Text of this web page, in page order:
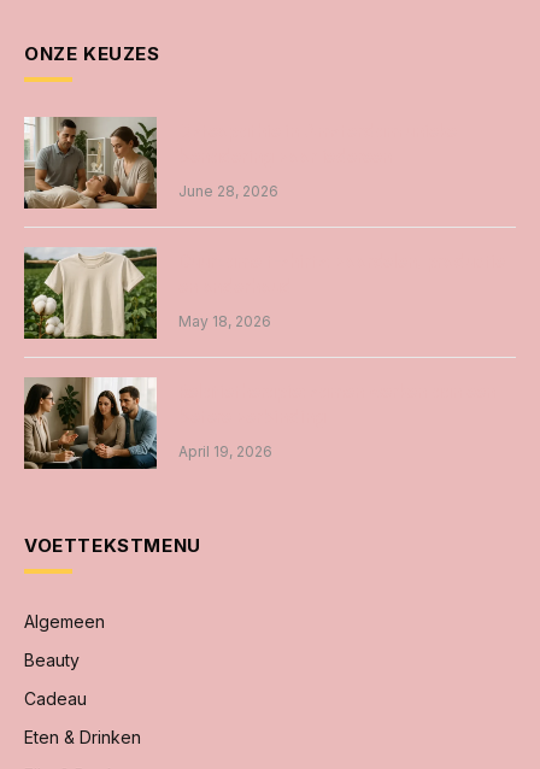
ONZE KEUZES
June 28, 2026
May 18, 2026
April 19, 2026
VOETTEKSTMENU
Algemeen
Beauty
Cadeau
Eten & Drinken